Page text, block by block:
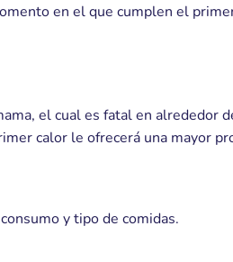
en el que cumplen el
el cual es fatal en alrededor
calor le ofrecerá una mayor
y tipo de comidas.